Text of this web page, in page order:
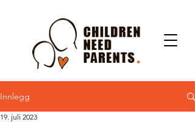
Innlegg
19. juli 2023